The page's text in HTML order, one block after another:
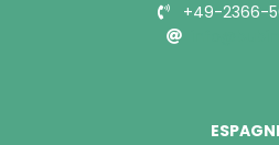
+49-2366-